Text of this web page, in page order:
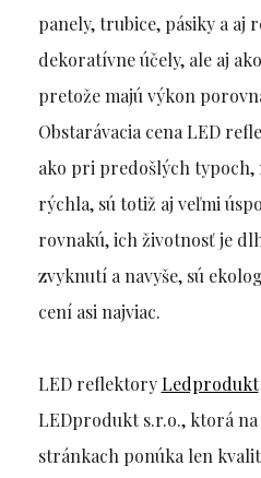
panely, trubice, pásiky a aj
dekoratívne účely, ale aj
pretože majú výkon
Obstarávacia cena LED
ako pri predošlých typoch,
rýchla, sú totiž aj veľmi
rovnakú, ich životnosť je
zvyknutí a navyše, sú
cení asi najviac.
LED reflektoryLedprodukt
LEDprodukt s.r.o., ktorá
stránkach ponúka len